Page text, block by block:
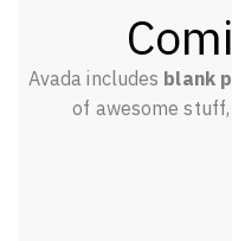
Avada includes blank
of awesome